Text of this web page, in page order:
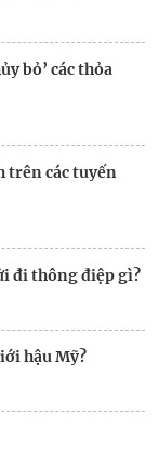
bỏ’ các thỏa
trên các tuyến
đi thông điệp gì?
hậu Mỹ?